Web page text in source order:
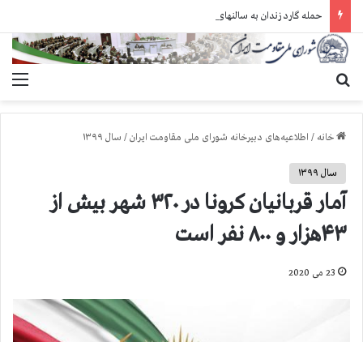
خانه / اطلاعیه‌های دبیرخانه شورای ملی مقاومت ایران/ سال ۱۳۹۹
سال ۱۳۹۹
آمار قربانیان کرونا در ۳۲۰ شهر بیش از
۴۳هزار و ۸۰۰ نفر است
23 می 2020